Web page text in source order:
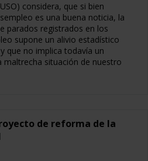
considera, que si bien
es una buena noticia, la
parados registrados en los
supone un alivio estadístico
que no implica todavía un
maltrecha situación de nuestro
de reforma de la